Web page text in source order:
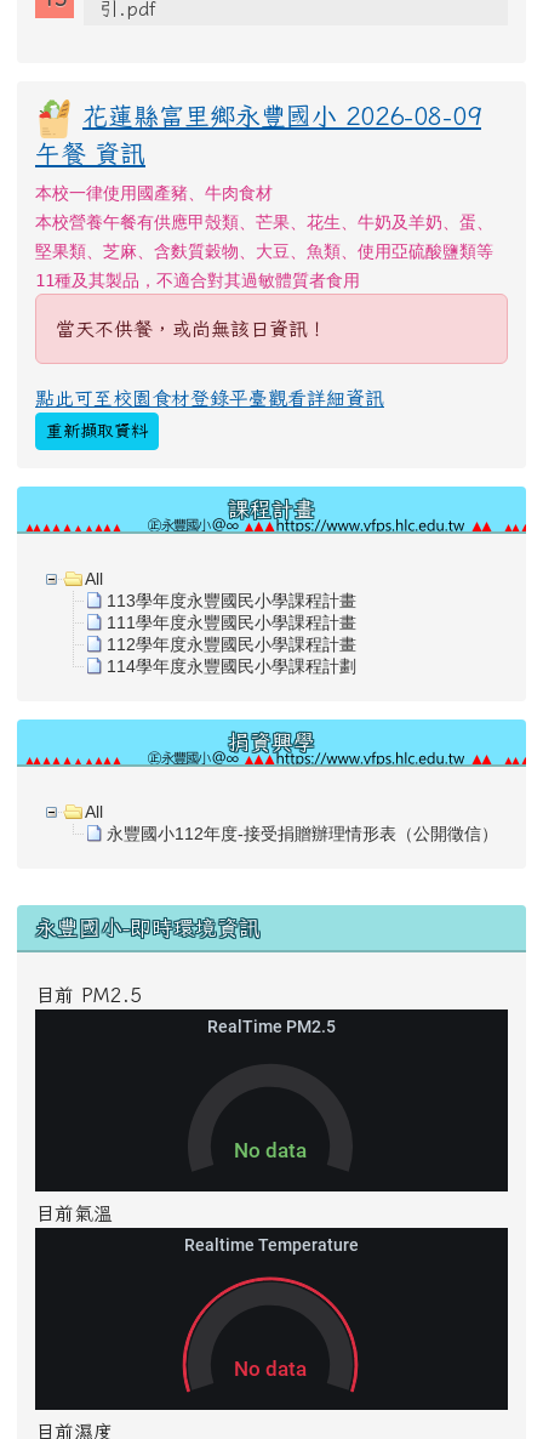
引.pdf
花蓮縣富里鄉永豐國小 2026-08-09
午餐 資訊
本校一律使用國產豬、牛肉食材
本校營養午餐有供應甲殼類、芒果、花生、牛奶及羊奶、蛋、
堅果類、芝麻、含麩質穀物、大豆、魚類、使用亞硫酸鹽類等
11種及其製品，不適合對其過敏體質者食用
當天不供餐，或尚無該日資訊！
點此可至校園食材登錄平臺觀看詳細資訊
重新擷取資料
課程計畫
All
113學年度永豐國民小學課程計畫
111學年度永豐國民小學課程計畫
112學年度永豐國民小學課程計畫
114學年度永豐國民小學課程計劃
捐資興學
All
永豐國小112年度-接受捐贈辦理情形表（公開徵信）
右邊區域內容
永豐國小-即時環境資訊
目前 PM2.5
目前氣溫
目前濕度